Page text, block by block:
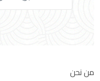
من نحن